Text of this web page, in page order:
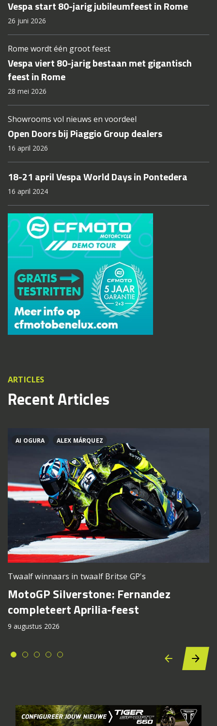
Vespa start 80-jarig jubileumfeest in Rome
26 juni 2026
Rome wordt één groot feest
Vespa viert 80-jarig bestaan met gigantisch
feest in Rome
28 mei 2026
Showrooms vol nieuws en voordeel
Open Doors bij Piaggio Group dealers
16 april 2026
18-21 april Vespa World Days in Pontedera
16 april 2024
ARTICLES
Recent Articles
AI OGURA ALEX MÁRQUEZ
Twaalf winnaars in twaalf Britse GP's
MotoGP Silverstone: Fernandez
completeert Aprilia-feest
9 augustus 2026